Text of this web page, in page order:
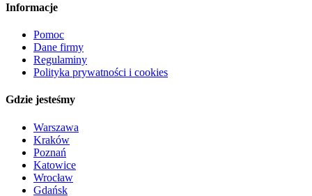
Informacje
Pomoc
Dane firmy
Regulaminy
Polityka prywatności i cookies
Gdzie jesteśmy
Warszawa
Kraków
Poznań
Katowice
Wrocław
Gdańsk